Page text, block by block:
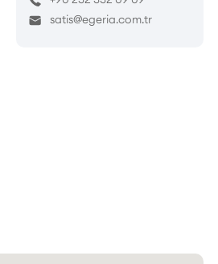
satis@egeria.com.tr